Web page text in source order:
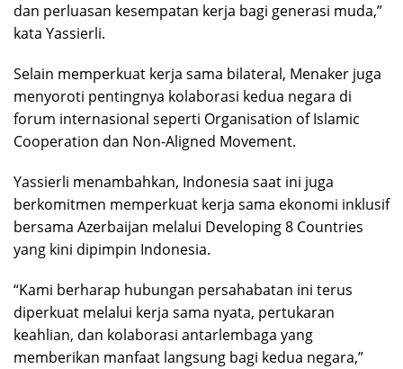
dan perluasan kesempatan kerja bagi generasi muda,”
kata Yassierli.
Selain memperkuat kerja sama bilateral, Menaker juga
menyoroti pentingnya kolaborasi kedua negara di
forum internasional seperti Organisation of Islamic
Cooperation dan Non-Aligned Movement.
Yassierli menambahkan, Indonesia saat ini juga
berkomitmen memperkuat kerja sama ekonomi inklusif
bersama Azerbaijan melalui Developing 8 Countries
yang kini dipimpin Indonesia.
“Kami berharap hubungan persahabatan ini terus
diperkuat melalui kerja sama nyata, pertukaran
keahlian, dan kolaborasi antarlembaga yang
memberikan manfaat langsung bagi kedua negara,”